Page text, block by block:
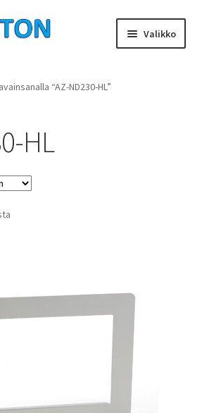
Valikko
“AZ-ND230-HL”
HL
Suosituimmat